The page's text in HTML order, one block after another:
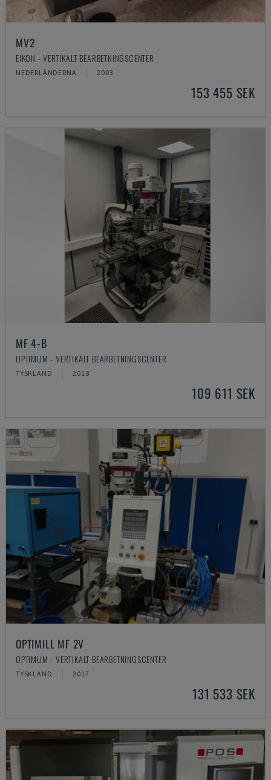
MV2
EIKON - VERTIKALT BEARBETNINGSCENTER
NEDERLÄNDERNA 2003
153 455 SEK
MF 4-B
OPTIMUM - VERTIKALT BEARBETNINGSCENTER
TYSKLAND 2018
109 611 SEK
OPTIMILL MF 2V
OPTIMUM - VERTIKALT BEARBETNINGSCENTER
TYSKLAND 2017
131 533 SEK